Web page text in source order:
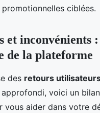
ciblées.
et inconvénients
de la plateforme
des retours
voici un
vous aider dans votre